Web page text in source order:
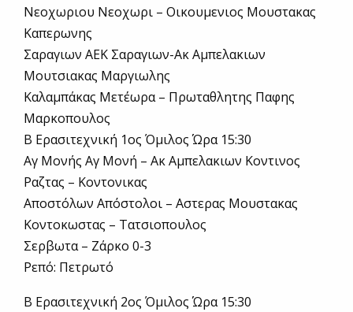
Νεοχωριου Νεοχωρι – Οικουμενιος Μουστακας
Καπερωνης
Σαραγιων ΑΕΚ Σαραγιων-Ακ Αμπελακιων
Μουτσιακας Μαργιωλης
Καλαμπάκας Μετέωρα – Πρωταθλητης Παφης
Μαρκοπουλος
Β Ερασιτεχνική 1ος Όμιλος Ώρα 15:30
Αγ Μονής Αγ Μονή – Ακ Αμπελακιων Κοντινος
Ραζτας – Κοντονικας
Αποστόλων Απόστολοι – Αστερας Μουστακας
Κοντοκωστας – Τατσιοπουλος
Σερβωτα – Ζάρκο 0-3
Ρεπό: Πετρωτό
Β Ερασιτεχνική 2ος Όμιλος Ώρα 15:30